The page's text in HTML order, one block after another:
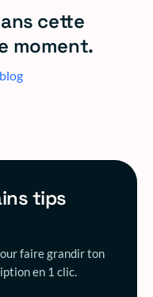
cette
moment.
tips
faire grandir ton
en 1 clic.